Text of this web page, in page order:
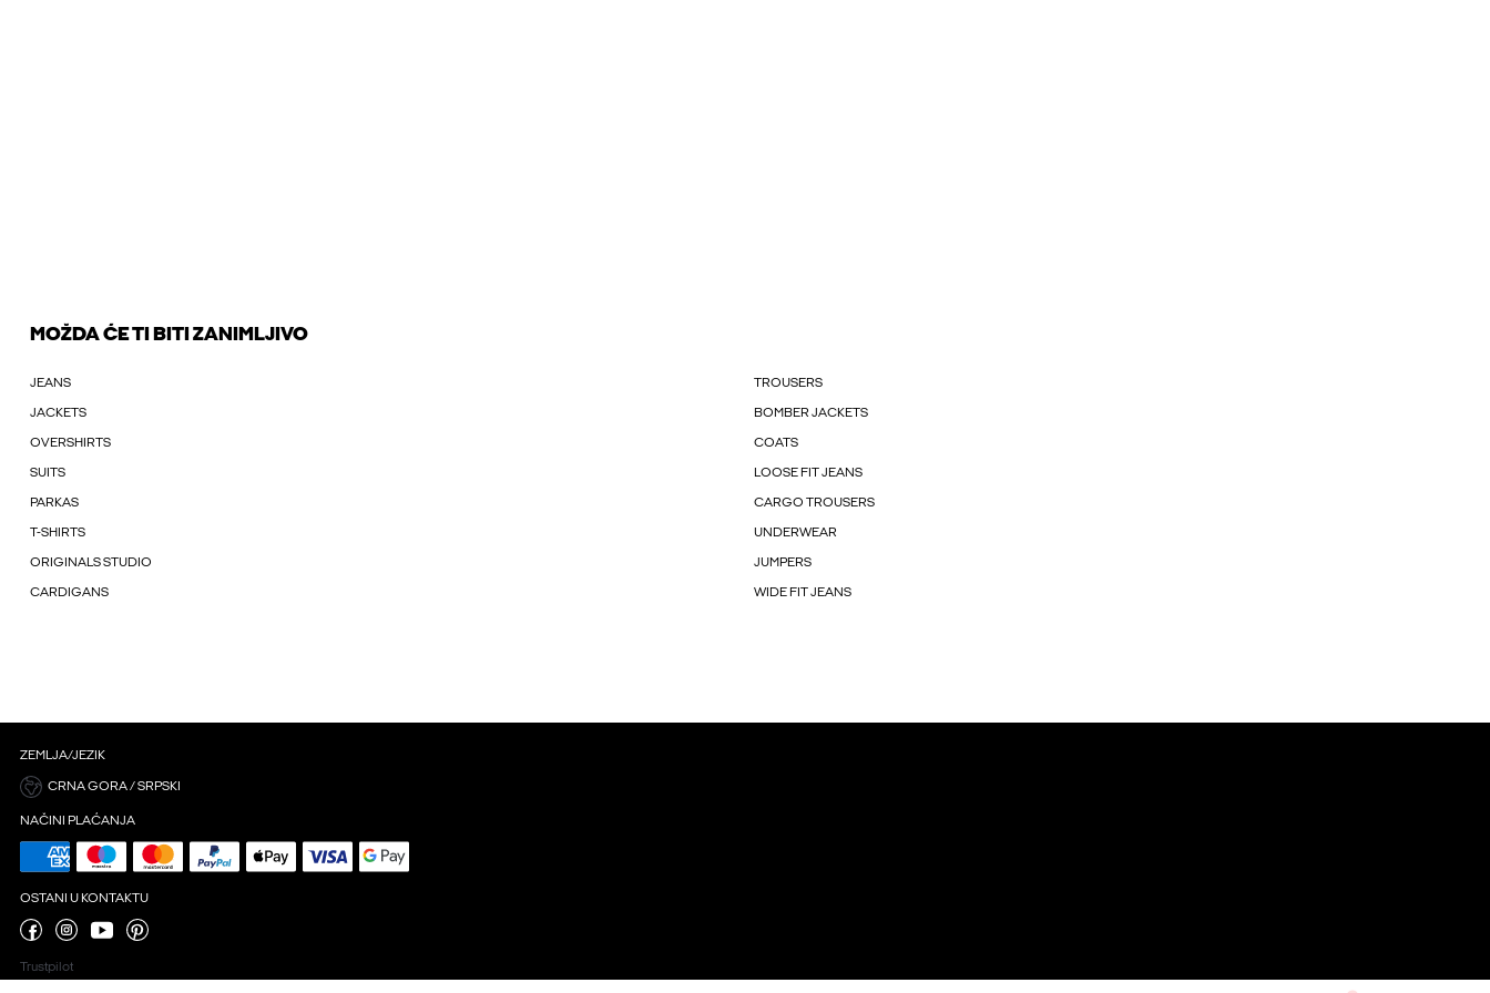
MOŽDA ĆE TI BITI ZANIMLJIVO
JEANS TROUSERS
JACKETS BOMBER JACKETS
OVERSHIRTS COATS
SUITS LOOSE FIT JEANS
PARKAS CARGO TROUSERS
T-SHIRTS UNDERWEAR
ORIGINALS STUDIO JUMPERS
CARDIGANS WIDE FIT JEANS
ZEMLJA/JEZIK
CRNA GORA / SRPSKI
NAČINI PLAĆANJA
OSTANI U KONTAKTU
Trustpilot